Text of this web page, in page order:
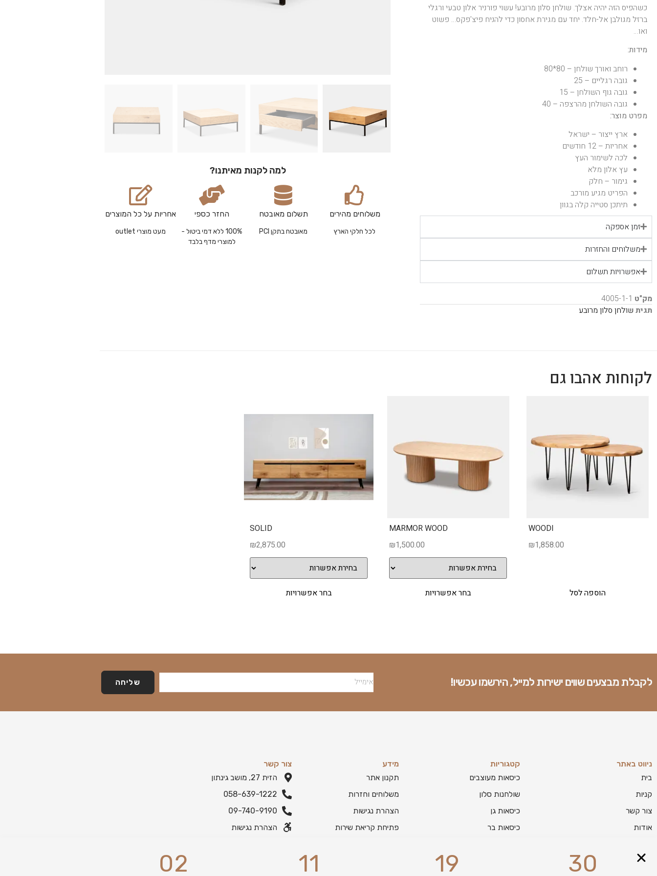
כשהפיס הזה יהיה אצלך. שולחן סלון מרובע! עשוי פורניר אלון טבעי ורגלי
ברזל מגולבן אל-חלד. יחד עם מגירת אחסון כדי להניח פיצ'פקס… פשוט
ואו…
מידות:
רוחב ואורך שולחן – 80*80
גובה רגליים – 25
גובה גוף השולחן – 15
גובה השולחן מהרצפה – 40
מפרט מוצר:
ארץ ייצור – ישראל
אחריות – 12 חודשים
לכה לשימור העץ
עץ אלון מלא
גימור – חלק
הפריט מגיע מורכב
תיתכן סטייה קלה בגוון
זמן אספקה
משלוחים והחזרות
אפשרויות תשלום
מק"ט 4005-1-1
תגית שולחן סלון מרובע
למה לקנות מאיתנו?
משלוחים מהירים
לכל חלקי הארץ
תשלום מאובטח
מאובטח בתקן PCI
החזר כספי
100% ללא דמי ביטול -
למוצרי מדף בלבד
אחריות על כל המוצרים
מעט מוצרי outlet
לקוחות אהבו גם
WOODI
₪1,858.00
הוספה לסל
MARMOR WOOD
₪1,500.00
בחר אפשרויות
SOLID
₪2,875.00
בחר אפשרויות
לקבלת מבצעים שווים ישירות למייל, הירשמו עכשיו! שליחה
ניווט באתר
בית
קניות
צור קשר
אודות
מפת אתר
קטגוריות
כיסאות מעוצבים
שולחנות סלון
כיסאות גן
כיסאות בר
מידע
תקנון אתר
משלוחים וחזרות
הצהרת נגישות
פתיחת קריאת שירות
צור קשר
הזית 27, מושב גינתון
058-639-1222
09-740-9190
הצהרת נגישות
02 11 19 30